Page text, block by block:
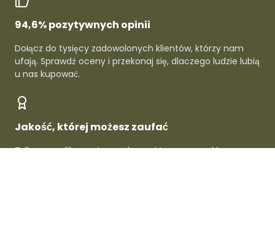
94,6% pozytywnych opinii
Dołącz do tysięcy zadowolonych klientów, którzy nam
ufają. Sprawdź oceny i przekonaj się, dlaczego ludzie lubią
u nas kupować.
Jakość, której możesz zaufać
Tylko zweryfikowani sprzedawcy i topowe marki -